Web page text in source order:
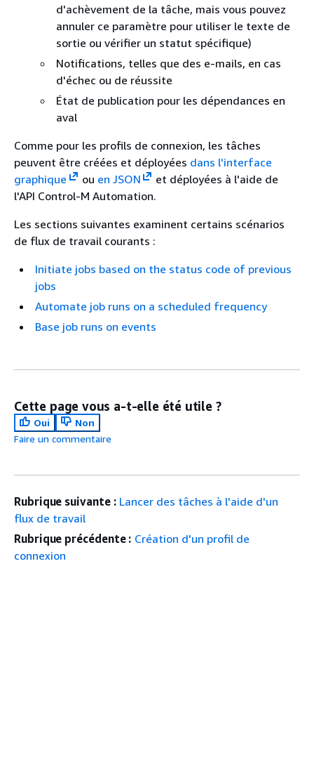
d'achèvement de la tâche, mais vous pouvez
annuler ce paramètre pour utiliser le texte de
sortie ou vérifier un statut spécifique)
Notifications, telles que des e-mails, en cas
d'échec ou de réussite
État de publication pour les dépendances en
aval
Comme pour les profils de connexion, les tâches
peuvent être créées et déployées dans l'interface
graphique
ou en JSON
et déployées à l'aide de
l'API Control-M Automation.
Les sections suivantes examinent certains scénarios
de flux de travail courants :
Initiate jobs based on the status code of previous
jobs
Automate job runs on a scheduled frequency
Base job runs on events
Cette page vous a-t-elle été utile ?
Oui
Non
Faire un commentaire
Rubrique suivante : Lancer des tâches à l'aide d'un
flux de travail
Rubrique précédente : Création d'un profil de
connexion